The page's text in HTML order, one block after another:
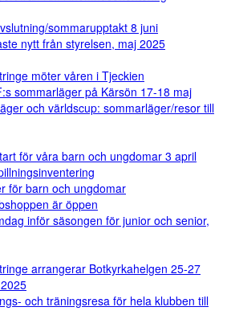
sommarupptakt 8 juni
nytt från styrelsen, maj 2025
möter våren i Tjeckien
sommarläger på Kärsön 17-18 maj
och världscup: sommarläger/resor till
för våra barn och ungdomar 3 april
för barn och ungdomar
är öppen
inför säsongen för junior och senior,
arrangerar Botkyrkahelgen 25-27
och träningsresa för hela klubben till